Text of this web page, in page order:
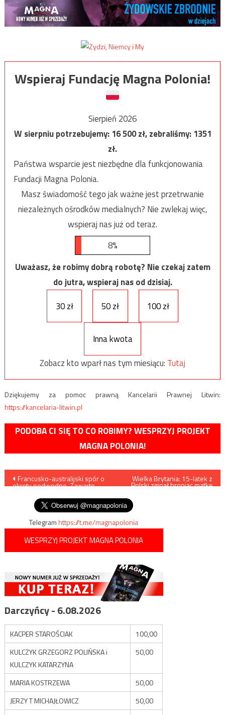
Wspieraj Fundację Magna Polonia!
Sierpień 2026
W sierpniu potrzebujemy:16 500zł, zebraliśmy:1351
zł.
Państwa wsparcie jest niezbędne dla funkcjonowania
Fundacji Magna Polonia.
Masz świadomość tego jak ważne jest przetrwanie
niezależnych ośrodków medialnych? Nie zwlekaj więc,
wspieraj nas już od teraz.
8%
Uważasz, że robimy dobrą robotę? Nie czekaj zatem
do jutra, wspieraj nas od dzisiaj.
30 zł
50 zł 100 zł
Inna kwota
Zobacz kto wparł nas tym miesiącu: Tutaj
Dziękujemy za pomoc prawną Kancelarii Prawnej Litwin:
https://kancelaria-litwin.pl
PODOBA CI SIĘ TO CO ROBIMY? WESPRZYJ PROJEKT
MAGNA POLONIA!
Nawigacja
wpisu
Francusko-australijski spór o
okręty podwodne. Zawarto
Wielka Brytania: 15-latek z
Polski zginął broniąc matkę
Telegramhttps://t.me/magnapolonia
WESPRZYJ PROJEKT MAGNA POLONIA
Darczyńcy - 6.08.2026
KACPER STAROŚCIAK
100,00
KULCZYK GRZEGORZ POLIŃSKA i
KULCZYK KATARZYNA
50,00
MARIA KOSTRZEWA
50,00
JERZY T MICHAJŁOWICZ
50,00